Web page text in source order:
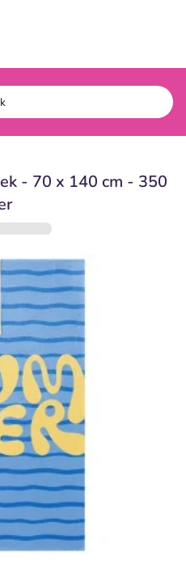
- 70 x 140 cm - 350